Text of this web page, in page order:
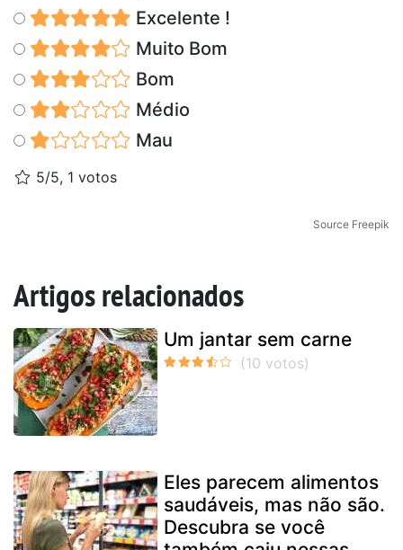
Excelente !
Muito Bom
Bom
Médio
Mau
5/5, 1 votos
Source Freepik
Artigos relacionados
Um jantar sem carne
Eles parecem alimentos
saudáveis, mas não são.
Descubra se você